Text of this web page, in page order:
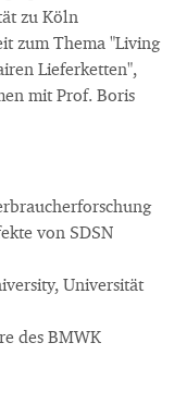
zu Köln
zum Thema "Living
Lieferketten",
mit Prof. Boris
von SDSN
Universität
des BMWK